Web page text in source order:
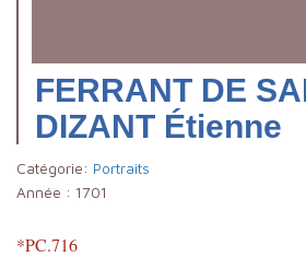
FERRANT DE
DIZANT Étienne
Catégorie: Portraits
Année : 1701
*PC.716